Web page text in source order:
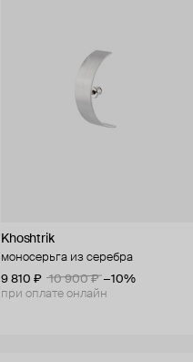
Khoshtrik
моносерьга из серебра
9 810 ₽
10 900 ₽ −10%
при оплате онлайн